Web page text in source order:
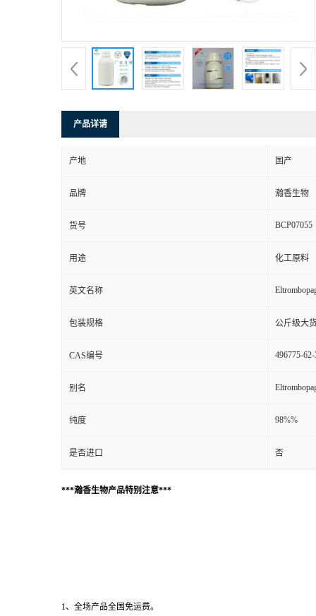
产品详请
产地 国产
品牌 瀚香生物
货号 BCP07055
用途 化工原料
英文名称
包装规格 公斤级大
CAS编号 496775-62-
别名
纯度 98%%
是否进口 否
***瀚香生物产品特别注意***
1、全场产品全国免运费。